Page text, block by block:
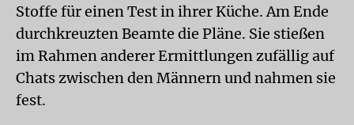
Stoffe für einen Test in ihrer Küche. Am Ende
durchkreuzten Beamte die Pläne. Sie stießen
im Rahmen anderer Ermittlungen zufällig auf
Chats zwischen den Männern und nahmen sie
fest.